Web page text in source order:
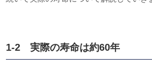
1-2 実際の寿命は約60年